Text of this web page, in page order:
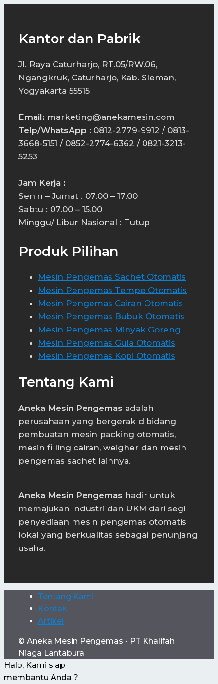
Kantor dan Pabrik
Jl. Raya Caturharjo, RT.05/RW.06,
Ngangkruk, Caturharjo, Kab. Sleman,
Yogyakarta 55515
Email: marketing@anekamesin.com
Telp/WhatsApp : 0812-2779-9912 / 0813-
3668-5151 / 0852-2774-6362 / 0821-3213-
5253
Jam Kerja :
Senin – Jumat : 07.00 – 17.00
Sabtu : 07.00 – 15.00
Minggu/ Libur Nasional : Tutup
Produk Pilihan
Mesin Pengemas Sachet Otomatis
Mesin Pengemas Tempe Otomatis
Mesin Pengemas Cairan Otomatis
Mesin Pengemas Bubuk Otomatis
Mesin Pengemas Minyak Goreng
Mesin Pengemas Gula Otomatis
Mesin Pengemas Kopi Otomatis
Tentang Kami
Aneka Mesin Pengemas adalah
perusahaan yang bergerak dibidang
pembuatan mesin packing otomatis,
mesin filling cairan, weigher dan mesin
pengemas sachet lainnya.
Aneka Mesin Pengemas hadir untuk
memajukan industri dan UKM dari segi
penyediaan mesin pengemas otomatis
lokal yang berkualitas sebagai penunjang
usaha.
Tentang Kami
Kontak
Artikel
© Aneka Mesin Pengemas - PT Khalifah
Niaga Lantabura
Halo, Kami siap
membantu Anda ?